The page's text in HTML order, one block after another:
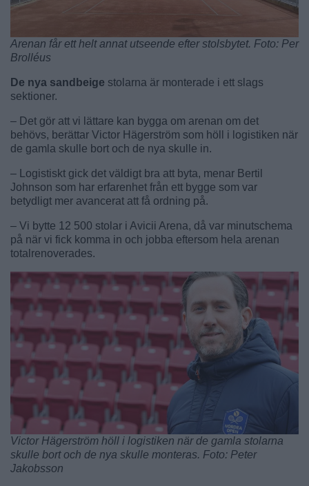
Arenan får ett helt annat utseende efter stolsbytet. Foto: Per
Brolléus
De nya sandbeige stolarna är monterade i ett slags
sektioner.
– Det gör att vi lättare kan bygga om arenan om det
behövs, berättar Victor Hägerström som höll i logistiken när
de gamla skulle bort och de nya skulle in.
– Logistiskt gick det väldigt bra att byta, menar Bertil
Johnson som har erfarenhet från ett bygge som var
betydligt mer avancerat att få ordning på.
– Vi bytte 12 500 stolar i Avicii Arena, då var minutschema
på när vi fick komma in och jobba eftersom hela arenan
totalrenoverades.
Victor Hägerström höll i logistiken när de gamla stolarna
skulle bort och de nya skulle monteras. Foto: Peter
Jakobsson